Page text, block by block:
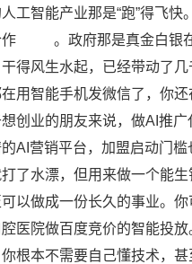
工智能产业那是“跑”得飞
。政府那是真金白银
得风生水起，已经带动了几
用智能手机发微信了，你
创业的朋友来说，做AI推
AI营销平台，加盟启动门槛
了水漂，但用来做一个能生
以做成一份长久的事业。
医院做百度竞价的智能投
根本不需要自己懂技术，